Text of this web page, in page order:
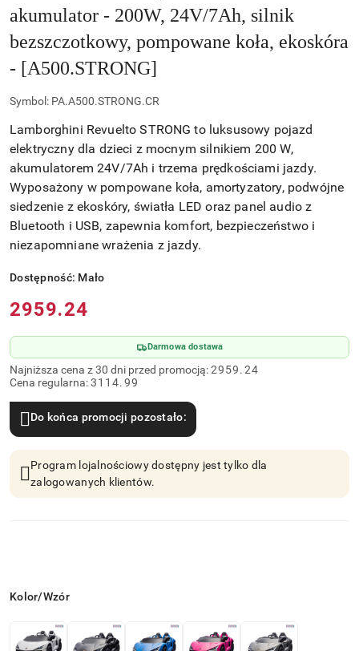
akumulator - 200W, 24V/7Ah, silnik
bezszczotkowy, pompowane koła, ekoskóra
- [A500.STRONG]
Symbol: PA.A500.STRONG.CR
Lamborghini Revuelto STRONG to luksusowy pojazd
elektryczny dla dzieci z mocnym silnikiem 200 W,
akumulatorem 24V/7Ah i trzema prędkościami jazdy.
Wyposażony w pompowane koła, amortyzatory, podwójne
siedzenie z ekoskóry, światła LED oraz panel audio z
Bluetooth i USB, zapewnia komfort, bezpieczeństwo i
niezapomniane wrażenia z jazdy.
Dostępność: Mało
Cena:
2959.24
Darmowa dostawa
Najniższa cena z 30 dni przed promocją:2959.24
Cena regularna:3114.99
Do końca promocji pozostało:
Program lojalnościowy dostępny jest tylko dla
zalogowanych klientów.
Wariant
Kolor/Wzór